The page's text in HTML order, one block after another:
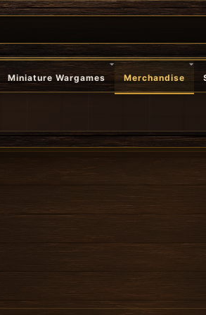
Miniature Wargames Merchandise